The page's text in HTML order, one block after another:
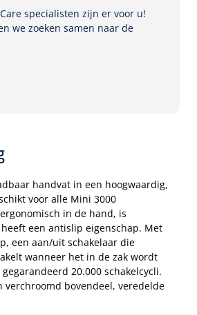
specialisten zijn er voor u!
we zoeken samen naar de
handvat in een hoogwaardig,
voor alle Mini 3000
in de hand, is
een antislip eigenschap. Met
een aan/uit schakelaar die
wanneer het in de zak wordt
20.000 schakelcycli.
verchroomd bovendeel, veredelde